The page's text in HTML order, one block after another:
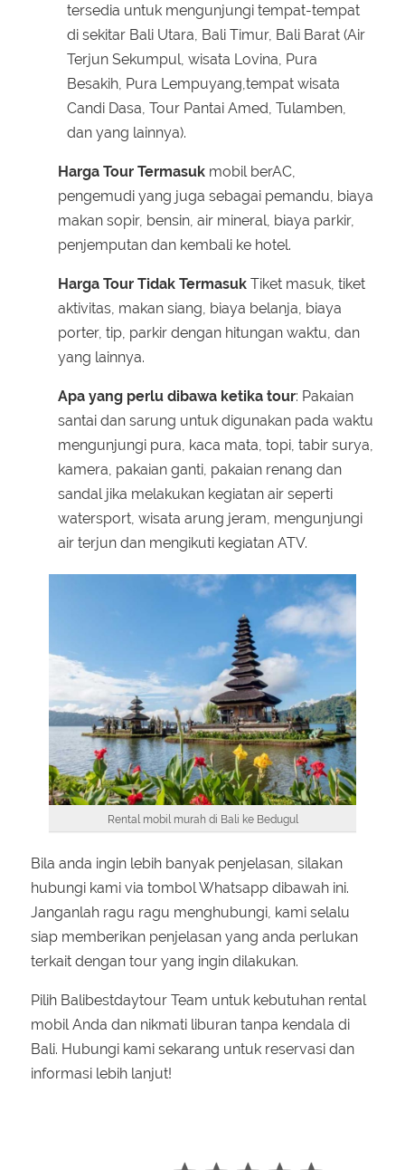
tersedia untuk mengunjungi tempat-tempat
di sekitar Bali Utara, Bali Timur, Bali Barat (Air
Terjun Sekumpul, wisata Lovina, Pura
Besakih, Pura Lempuyang,tempat wisata
Candi Dasa, Tour Pantai Amed, Tulamben,
dan yang lainnya).
Harga Tour Termasuk mobil berAC,
pengemudi yang juga sebagai pemandu, biaya
makan sopir, bensin, air mineral, biaya parkir,
penjemputan dan kembali ke hotel.
Harga Tour Tidak Termasuk Tiket masuk, tiket
aktivitas, makan siang, biaya belanja, biaya
porter, tip, parkir dengan hitungan waktu, dan
yang lainnya.
Apa yang perlu dibawa ketika tour: Pakaian
santai dan sarung untuk digunakan pada waktu
mengunjungi pura, kaca mata, topi, tabir surya,
kamera, pakaian ganti, pakaian renang dan
sandal jika melakukan kegiatan air seperti
watersport, wisata arung jeram, mengunjungi
air terjun dan mengikuti kegiatan ATV.
Rental mobil murah di Bali ke Bedugul
Bila anda ingin lebih banyak penjelasan, silakan
hubungi kami via tombol Whatsapp dibawah ini.
Janganlah ragu ragu menghubungi, kami selalu
siap memberikan penjelasan yang anda perlukan
terkait dengan tour yang ingin dilakukan.
Pilih Balibestdaytour Team untuk kebutuhan rental
mobil Anda dan nikmati liburan tanpa kendala di
Bali. Hubungi kami sekarang untuk reservasi dan
informasi lebih lanjut!